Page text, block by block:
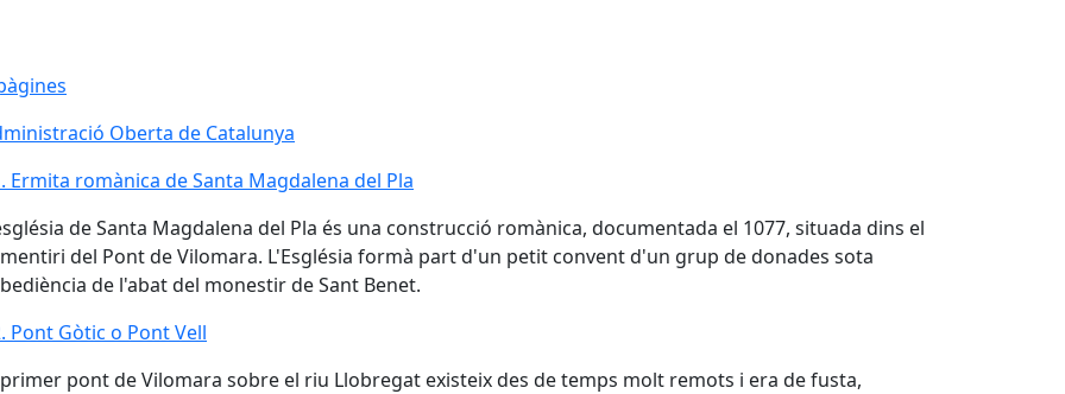
Oberta de Catalunya
Oberta de Catalunya
Ermita romànica de Santa Magdalena del Pla
Ermita romànica de Santa Magdalena del Pla
de Santa Magdalena del Pla és una construcció romànica, documentada el 1077, situada dins el
del Pont de Vilomara. L'Església formà part d'un petit convent d'un grup de donades sota
de l'abat del monestir de Sant Benet.
Pont Gòtic o Pont Vell
Pont Gòtic o Pont Vell
primer pont de Vilomara sobre el riu Llobregat existeix des de temps molt remots i era de fusta,